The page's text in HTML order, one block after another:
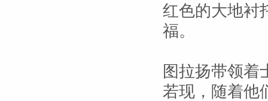
红色的大地衬
福。
图拉扬带领着
若现，随着他